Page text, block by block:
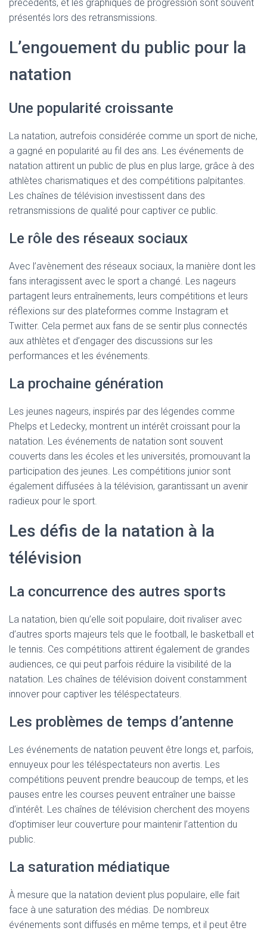
précédents, et les graphiques de progression sont souvent
présentés lors des retransmissions.
L’engouement du public pour la
natation
Une popularité croissante
La natation, autrefois considérée comme un sport de niche,
a gagné en popularité au fil des ans. Les événements de
natation attirent un public de plus en plus large, grâce à des
athlètes charismatiques et des compétitions palpitantes.
Les chaînes de télévision investissent dans des
retransmissions de qualité pour captiver ce public.
Le rôle des réseaux sociaux
Avec l’avènement des réseaux sociaux, la manière dont les
fans interagissent avec le sport a changé. Les nageurs
partagent leurs entraînements, leurs compétitions et leurs
réflexions sur des plateformes comme Instagram et
Twitter. Cela permet aux fans de se sentir plus connectés
aux athlètes et d’engager des discussions sur les
performances et les événements.
La prochaine génération
Les jeunes nageurs, inspirés par des légendes comme
Phelps et Ledecky, montrent un intérêt croissant pour la
natation. Les événements de natation sont souvent
couverts dans les écoles et les universités, promouvant la
participation des jeunes. Les compétitions junior sont
également diffusées à la télévision, garantissant un avenir
radieux pour le sport.
Les défis de la natation à la
télévision
La concurrence des autres sports
La natation, bien qu’elle soit populaire, doit rivaliser avec
d’autres sports majeurs tels que le football, le basketball et
le tennis. Ces compétitions attirent également de grandes
audiences, ce qui peut parfois réduire la visibilité de la
natation. Les chaînes de télévision doivent constamment
innover pour captiver les téléspectateurs.
Les problèmes de temps d’antenne
Les événements de natation peuvent être longs et, parfois,
ennuyeux pour les téléspectateurs non avertis. Les
compétitions peuvent prendre beaucoup de temps, et les
pauses entre les courses peuvent entraîner une baisse
d’intérêt. Les chaînes de télévision cherchent des moyens
d’optimiser leur couverture pour maintenir l’attention du
public.
La saturation médiatique
À mesure que la natation devient plus populaire, elle fait
face à une saturation des médias. De nombreux
événements sont diffusés en même temps, et il peut être